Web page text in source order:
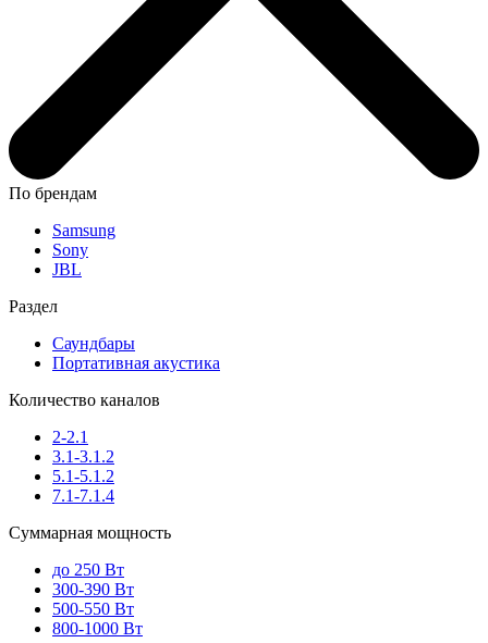
По брендам
Samsung
Sony
JBL
Раздел
Саундбары
Портативная акустика
Количество каналов
2-2.1
3.1-3.1.2
5.1-5.1.2
7.1-7.1.4
Суммарная мощность
до 250 Вт
300-390 Вт
500-550 Вт
800-1000 Вт